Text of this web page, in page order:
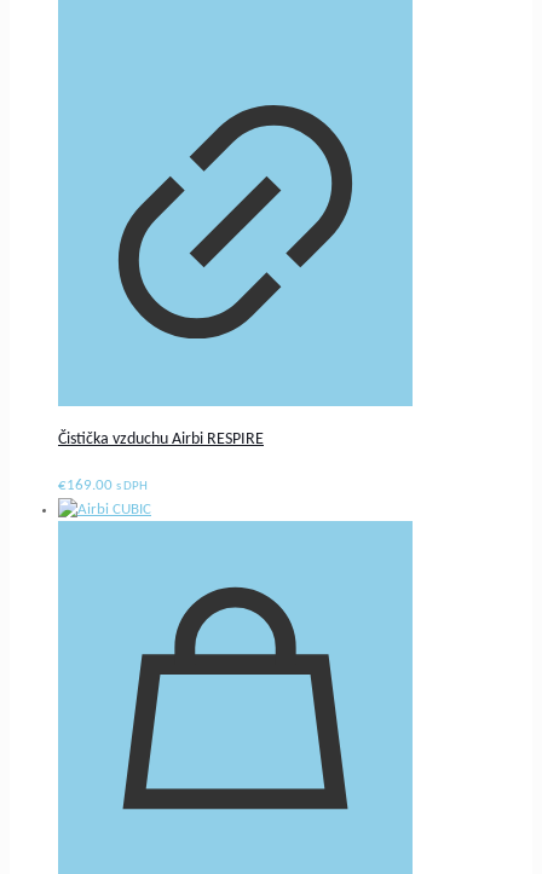
Čistička vzduchu Airbi RESPIRE
€169.00 s DPH